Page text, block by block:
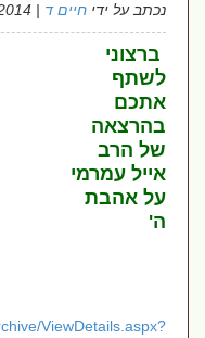
נכתב על ידיחיים ד| 26/5/2014
ברצוני
לשתף
אתכם
בהרצאה
של הרב
אייל עמרמי
על אהבת
ViewDetails.aspx?